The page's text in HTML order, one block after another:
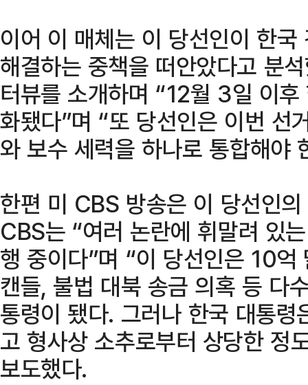
이어 이 매체는 이 당선인이 한
해결하는 중책을 떠안았다고 분
터뷰를 소개하며 “12월 3일 이
화됐다”며 “또 당선인은 이번 선
와 보수 세력을 하나로 통합해야
한편 미 CBS 방송은 이 당선인
CBS는 “여러 논란에 휘말려 있
행 중이다”며 “이 당선인은 10
캔들, 불법 대북 송금 의혹 등 다
통령이 됐다. 그러나 한국 대통
고 형사상 소추로부터 상당한 정
보도했다.